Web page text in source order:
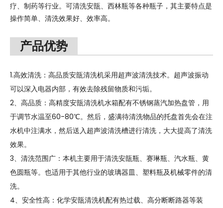
疗、制药等行业。可清洗安瓿、西林瓶等各种瓶子，其主要特点是
操作简单、清洗效果好、效率高。
产品优势
1.高效清洗：高品质安瓿清洗机采用超声波清洗技术。超声波振动
可以深入电器内部，有效去除残留物质和污垢。
2、高品质：高精度安瓿清洗机水箱配有不锈钢蒸汽加热盘管，用
于调节水温至60-80℃。然后，盛满待清洗物品的托盘首先会在注
水机中注满水，然后送入超声波清洗槽进行清洗，大大提高了清洗
效果。
3、清洗范围广：本机主要用于清洗安瓿瓶、赛琳瓶、汽水瓶、黄
色圆瓶等。也适用于其他行业的玻璃器皿、塑料瓶及机械零件的清
洗。
4、安全性高：化学安瓿清洗机配有热过载、高分断断路器等装